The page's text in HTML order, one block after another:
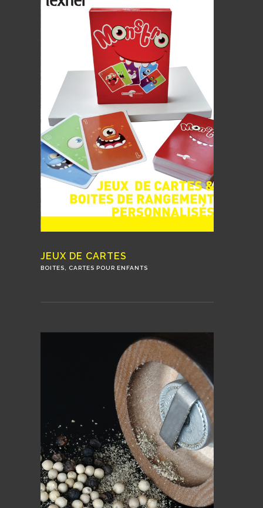
JEUX DE CARTES
BOITES, CARTES POUR ENFANTS